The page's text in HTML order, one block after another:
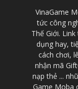
VinaGame
tức công
Thế Giới.
dụng hay,
cách chơi,
nhận mã
nạp thẻ ...
Game Moba